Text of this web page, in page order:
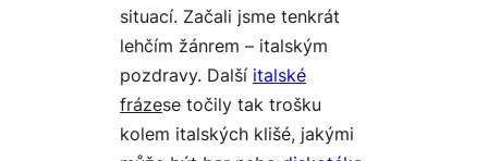
situací. Začali jsme tenkrát
lehčím žánrem – italským
pozdravy. Další italské
frázese točily tak trošku
kolem italských klišé, jakými